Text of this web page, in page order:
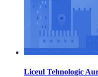
Liceul Tehnologic